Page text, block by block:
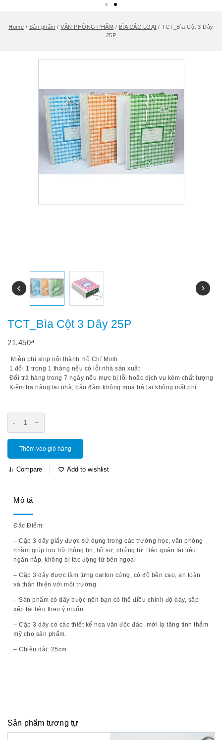
Home / Sản phẩm / VĂN PHÒNG PHẨM / BÌA CÁC LOẠI / TCT_Bìa Cột 3 Dây
25P
TCT_Bìa Cột 3 Dây 25P
21,450₫
Miễn phí ship nội thành Hồ Chí Minh
1 đổi 1 trong 1 tháng nếu có lỗi nhà sản xuất
Đổi trả hàng trong 7 ngày nếu mực bị lỗi hoặc dịch vụ kém chất lượng
Kiểm tra hàng tại nhà, bảo đảm không mua trả lại không mất phí
Thêm vào giỏ hàng
Compare Add to wishlist
Mô tả
Đặc Điểm:
– Cặp 3 dây giấy được sử dụng trong các trường học, văn phòng
nhằm giúp lưu trữ thông tin, hồ sơ, chứng từ. Bảo quản tài liệu
ngăn nắp, không bị tác động từ bên ngoài
– Cặp 3 dây được làm từng carton cứng, có độ bền cao, an toàn
và thân thiện với môi trường.
– Sản phẩm có dây buộc nên bạn có thể điều chỉnh độ dày, sắp
xếp tài liệu theo ý muốn.
– Cặp 3 dây có các thiết kế hoa văn độc đáo, mới lạ tăng tính thẩm
mỹ cho sản phẩm.
– Chiều dài: 25cm
Sản phẩm tương tự